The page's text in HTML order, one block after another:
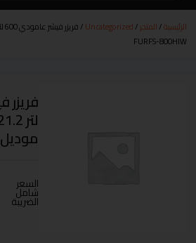
الرئيسية/المتجر/
Uncategorized
FURFS-800HIW
موديل FURFS-800HIW
السعر
شامل
الضريبة